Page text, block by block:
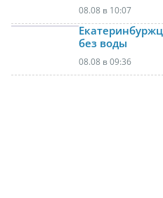
08.08 в 10:07
без воды
08.08 в 09:36